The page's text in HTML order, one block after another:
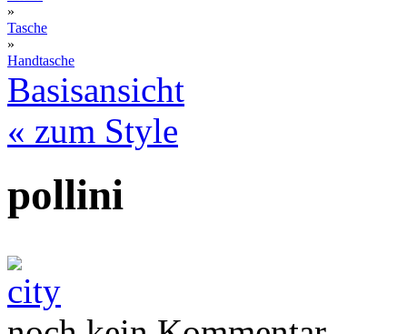
»
Tasche
»
Handtasche
Basisansicht
« zum Style
pollini